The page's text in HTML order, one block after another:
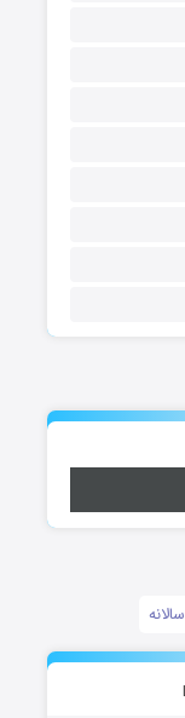
سالانه